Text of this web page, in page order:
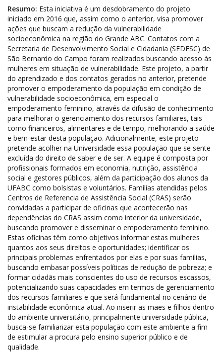
Resumo: Esta iniciativa é um desdobramento do projeto
iniciado em 2016 que, assim como o anterior, visa promover
ações que buscam a redução da vulnerabilidade
socioeconômica na região do Grande ABC. Contatos com a
Secretaria de Desenvolvimento Social e Cidadania (SEDESC) de
São Bernardo do Campo foram realizados buscando acesso às
mulheres em situação de vulnerabilidade. Este projeto, a partir
do aprendizado e dos contatos gerados no anterior, pretende
promover o empoderamento da população em condição de
vulnerabilidade socioeconômica, em especial o
empoderamento feminino, através da difusão de conhecimento
para melhorar o gerenciamento dos recursos familiares, tais
como financeiros, alimentares e de tempo, melhorando a saúde
e bem-estar desta população. Adicionalmente, este projeto
pretende acolher na Universidade essa população que se sente
excluída do direito de saber e de ser. A equipe é composta por
profissionais formados em economia, nutrição, assistência
social e gestores públicos, além da participação dos alunos da
UFABC como bolsistas e voluntários. Famílias atendidas pelos
Centros de Referencia de Assistência Social (CRAS) serão
convidadas a participar de oficinas que acontecerão nas
dependências do CRAS assim como interior da universidade,
buscando promover e disseminar o empoderamento feminino.
Estas oficinas têm como objetivos informar estas mulheres
quantos aos seus direitos e oportunidades; identificar os
principais problemas enfrentados por elas e por suas famílias,
buscando embasar possíveis políticas de redução de pobreza; e
formar cidadãs mais conscientes do uso de recursos escassos,
potencializando suas capacidades em termos de gerenciamento
dos recursos familiares e que será fundamental no cenário de
instabilidade econômica atual. Ao inserir as mães e filhos dentro
do ambiente universitário, principalmente universidade pública,
busca-se familiarizar esta população com este ambiente a fim
de estimular a procura pelo ensino superior público e de
qualidade.